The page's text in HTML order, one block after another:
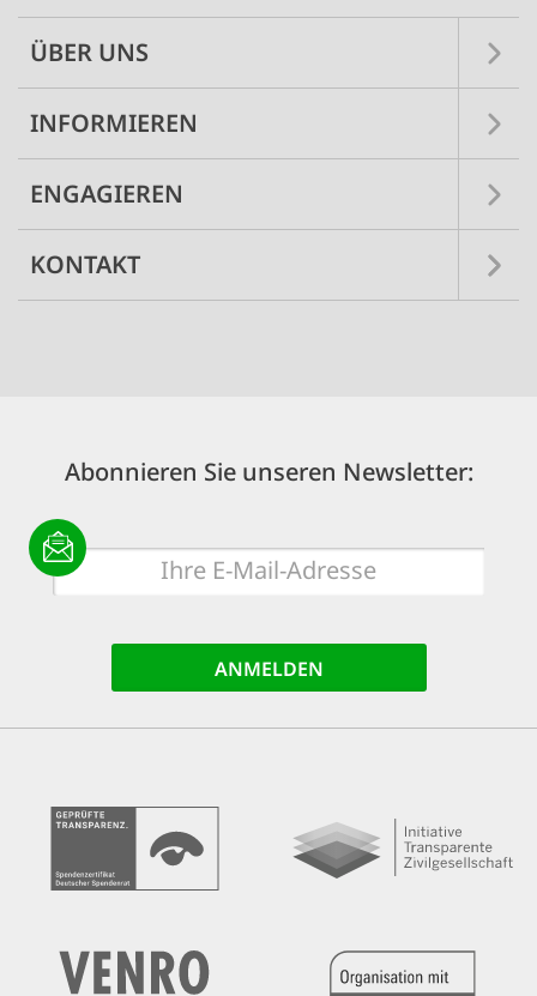
ÜBER UNS
INFORMIEREN
ENGAGIEREN
KONTAKT
Abonnieren Sie unseren Newsletter:
E-
Mail